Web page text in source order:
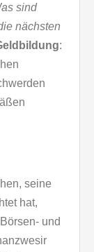
sind
nächsten
:
seine
hat,
und